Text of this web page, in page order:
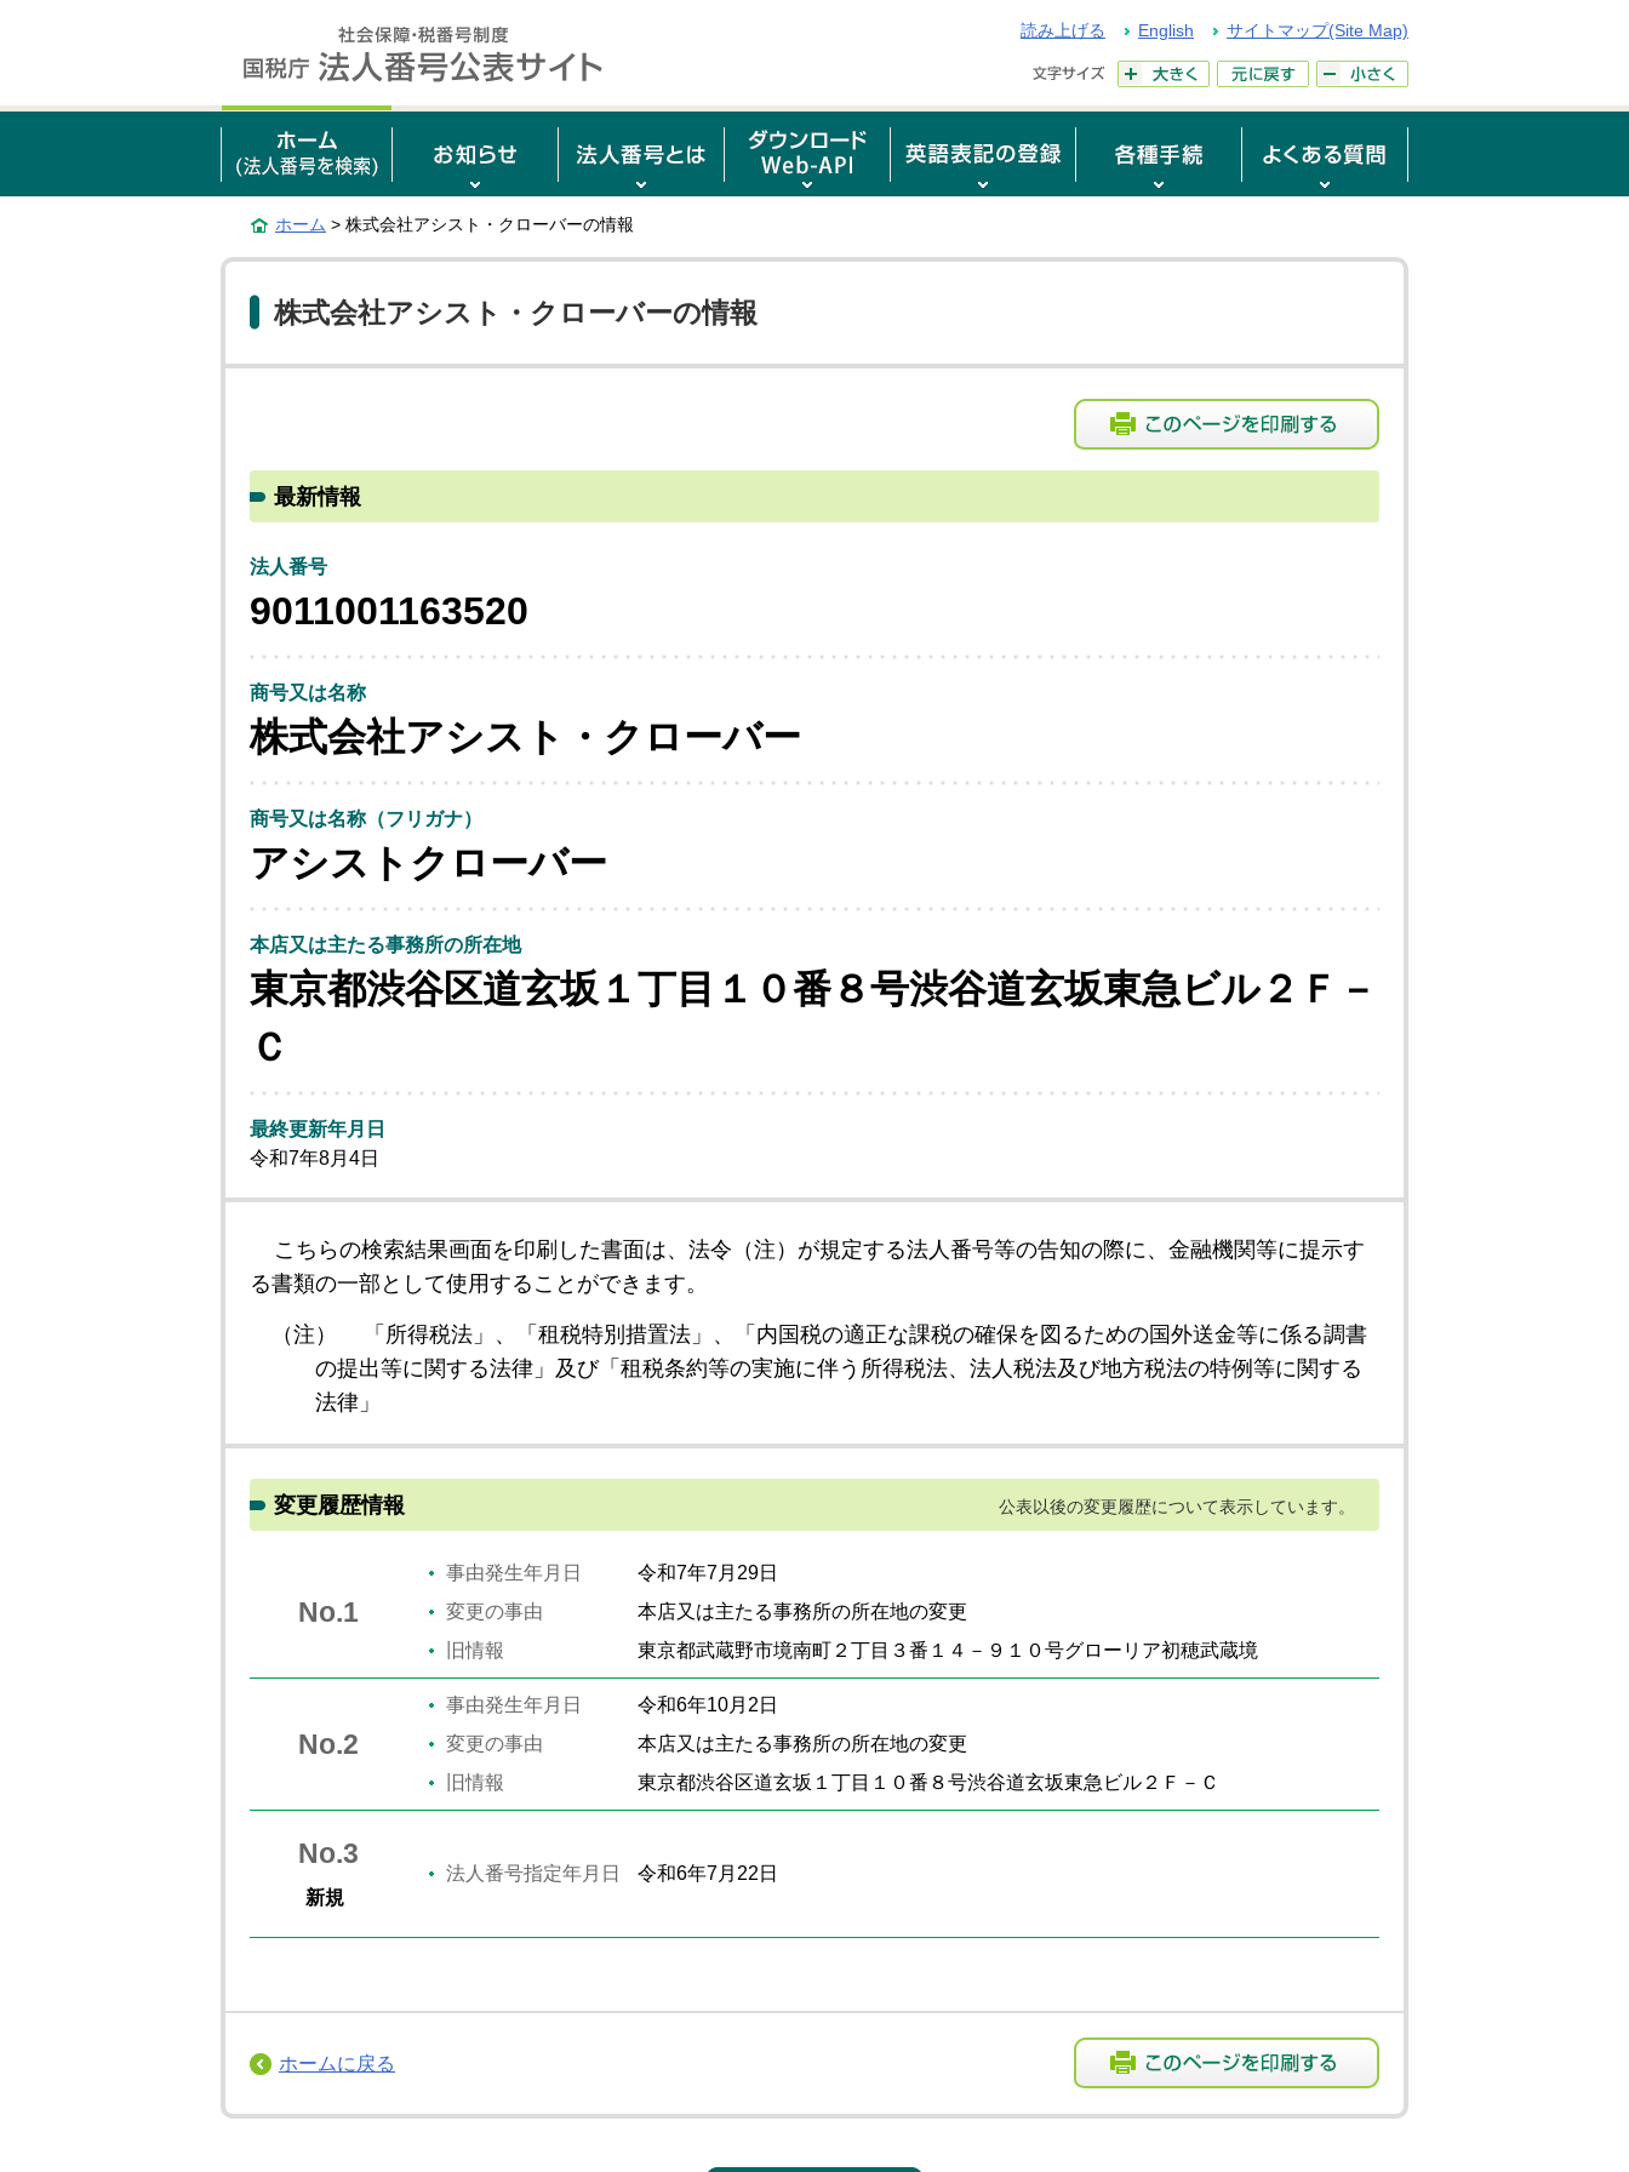
読み上げる English サイトマップ(Site Map)
ホーム > 株式会社アシスト・クローバーの情報
株式会社アシスト・クローバーの情報
最新情報
法人番号
9011001163520
商号又は名称
株式会社アシスト・クローバー
商号又は名称（フリガナ）
アシストクローバー
本店又は主たる事務所の所在地
東京都渋谷区道玄坂１丁目１０番８号渋谷道玄坂東急ビル２Ｆ－
Ｃ
最終更新年月日
令和7年8月4日
こちらの検索結果画面を印刷した書面は、法令（注）が規定する法人番号等の告知の際に、金融機関等に提示す
る書類の一部として使用することができます。
（注）
「所得税法」、「租税特別措置法」、「内国税の適正な課税の確保を図るための国外送金等に係る調書
の提出等に関する法律」及び「租税条約等の実施に伴う所得税法、法人税法及び地方税法の特例等に関する
法律」
変更履歴情報 公表以後の変更履歴について表示しています。
No.1
事由発生年月日
令和7年7月29日
変更の事由
本店又は主たる事務所の所在地の変更
旧情報
東京都武蔵野市境南町２丁目３番１４－９１０号グローリア初穂武蔵境
No.2
事由発生年月日
令和6年10月2日
変更の事由
本店又は主たる事務所の所在地の変更
旧情報
東京都渋谷区道玄坂１丁目１０番８号渋谷道玄坂東急ビル２Ｆ－Ｃ
No.3
新規
法人番号指定年月日 令和6年7月22日
ホームに戻る